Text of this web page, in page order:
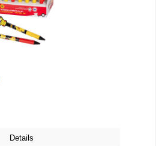
Details